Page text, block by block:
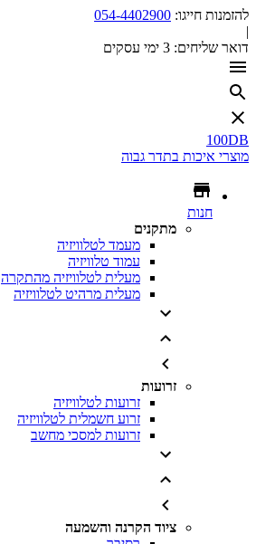
להזמנות חייגו: 054-4402900
|
דואר שליחים: 3 ימי עסקים
100DB
מוצרי איכות בתדר גבוה
חנות
מתקנים
מעמד לטלוויזיה
עמוד טלוויזיה
מעלית לטלוויזיה מהתקרה
מעלית מרהיט לטלוויזיה
זרועות
זרועות לטלוויזיה
זרוע חשמלית לטלוויזיה
זרועות למסכי מחשב
ציוד הקרנה והשמעה